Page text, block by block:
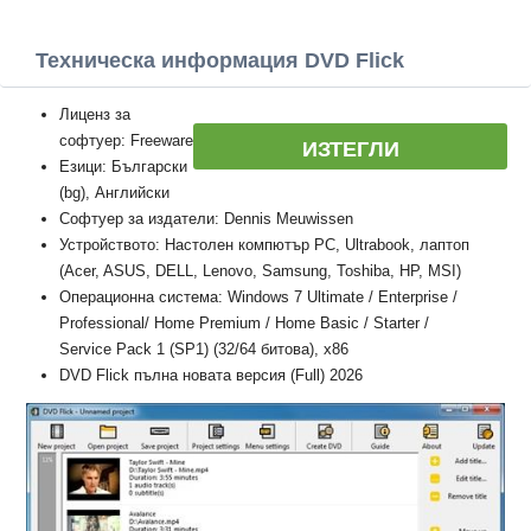
Техническа информация DVD Flick
ИЗТЕГЛИ
Лиценз за
софтуер: Freeware
Езици: Български
(bg), Английски
Софтуер за издатели: Dennis Meuwissen
Устройството: Настолен компютър PC, Ultrabook, лаптоп
(Acer, ASUS, DELL, Lenovo, Samsung, Toshiba, HP, MSI)
Операционна система: Windows 7 Ultimate / Enterprise /
Professional/ Home Premium / Home Basic / Starter /
Service Pack 1 (SP1) (32/64 битова), x86
DVD Flick пълна новата версия (Full) 2026